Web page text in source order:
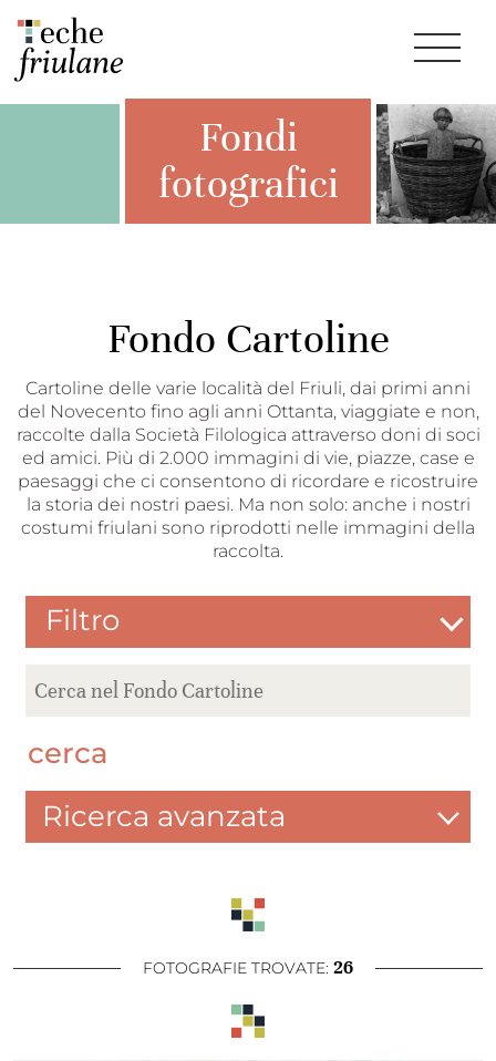
Fondi
fotografici
Fondo Cartoline
Cartoline delle varie località del Friuli, dai primi anni
del Novecento fino agli anni Ottanta, viaggiate e non,
raccolte dalla Società Filologica attraverso doni di soci
ed amici. Più di 2.000 immagini di vie, piazze, case e
paesaggi che ci consentono di ricordare e ricostruire
la storia dei nostri paesi. Ma non solo: anche i nostri
costumi friulani sono riprodotti nelle immagini della
raccolta.
Filtro
cerca
Ricerca avanzata
FOTOGRAFIE TROVATE: 26